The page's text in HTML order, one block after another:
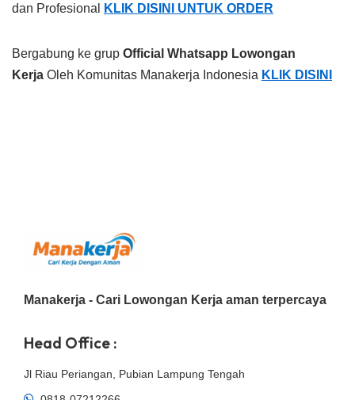
dan Profesional
KLIK DISINI UNTUK ORDER
Bergabung ke grup Official Whatsapp Lowongan
Kerja Oleh Komunitas Manakerja Indonesia KLIK DISINI
Manakerja - Cari Lowongan Kerja aman terpercaya
Head Office :
Jl Riau Periangan, Pubian Lampung Tengah